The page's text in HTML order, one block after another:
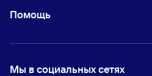
Помощь
Мы в социальных сетях